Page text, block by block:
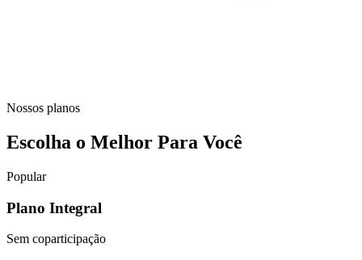
Nossos planos
Escolha o Melhor Para Você
Popular
Plano Integral
Sem coparticipação